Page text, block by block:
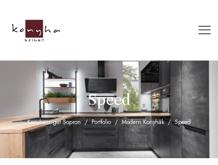
Speed
Konyhasziget Sopron Portfolio Modern Konyhák Speed